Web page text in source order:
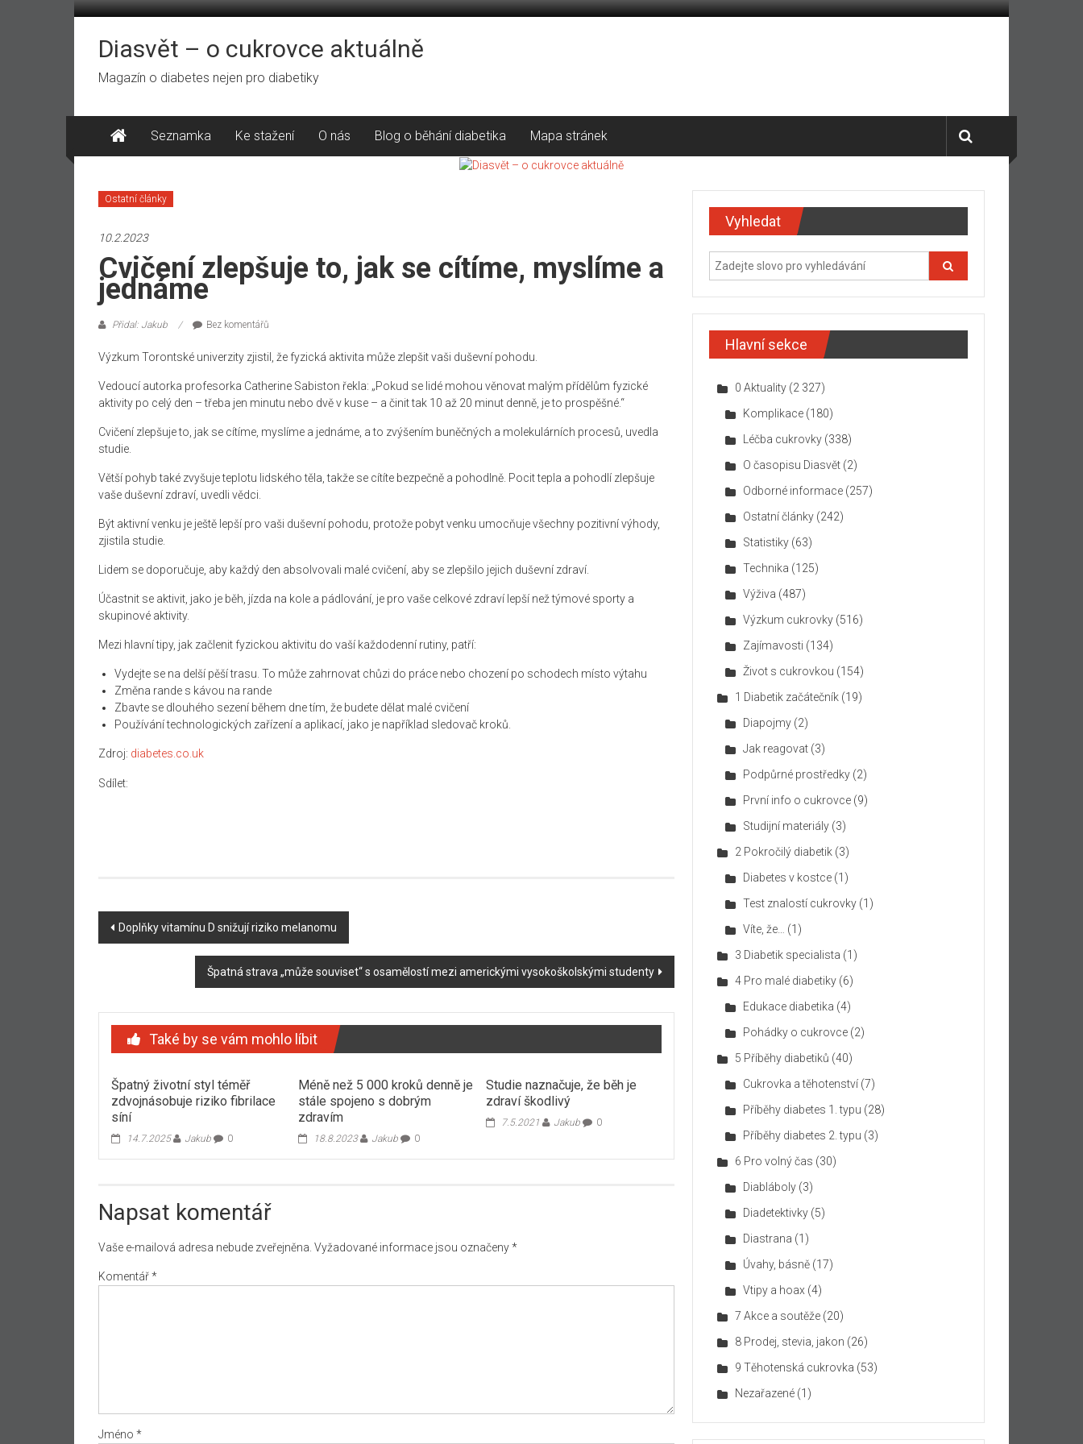
Přeskočit
obsahDiasvět – o cukrovce aktuálně
Magazín o diabetes nejen pro diabetiky
Seznamka Ke stažení O nás Blog o běhání diabetika Mapa stránek
Ostatní články
10.2.2023
Cvičení zlepšuje to, jak se cítíme, myslíme a
jednáme
Přidal: Jakub Bez komentářů
Výzkum Torontské univerzity zjistil, že fyzická aktivita může zlepšit vaši duševní pohodu.
Vedoucí autorka profesorka Catherine Sabiston řekla: „Pokud se lidé mohou věnovat malým přídělům fyzické
aktivity po celý den – třeba jen minutu nebo dvě v kuse – a činit tak 10 až 20 minut denně, je to prospěšné.“
Cvičení zlepšuje to, jak se cítíme, myslíme a jednáme, a to zvýšením buněčných a molekulárních procesů, uvedla
studie.
Větší pohyb také zvyšuje teplotu lidského těla, takže se cítíte bezpečně a pohodlně. Pocit tepla a pohodlí zlepšuje
vaše duševní zdraví, uvedli vědci.
Být aktivní venku je ještě lepší pro vaši duševní pohodu, protože pobyt venku umocňuje všechny pozitivní výhody,
zjistila studie.
Lidem se doporučuje, aby každý den absolvovali malé cvičení, aby se zlepšilo jejich duševní zdraví.
Účastnit se aktivit, jako je běh, jízda na kole a pádlování, je pro vaše celkové zdraví lepší než týmové sporty a
skupinové aktivity.
Mezi hlavní tipy, jak začlenit fyzickou aktivitu do vaší každodenní rutiny, patří:
Vydejte se na delší pěší trasu. To může zahrnovat chůzi do práce nebo chození po schodech místo výtahu
Změna rande s kávou na rande
Zbavte se dlouhého sezení během dne tím, že budete dělat malé cvičení
Používání technologických zařízení a aplikací, jako je například sledovač kroků.
Zdroj: diabetes.co.uk
Sdílet:
Navigace
Doplňky vitamínu D snižují riziko melanomu
Špatná strava „může souviset“ s osamělostí mezi americkými vysokoškolskými studenty
Také by se vám mohlo líbit
Špatný životní styl téměř
zdvojnásobuje riziko fibrilace
síní
14.7.2025 Jakub 0
Méně než 5 000 kroků denně je
stále spojeno s dobrým
zdravím
18.8.2023 Jakub 0
Studie naznačuje, že běh je
zdraví škodlivý
7.5.2021 Jakub 0
Napsat komentář
Vaše e-mailová adresa nebude zveřejněna. Vyžadované informace jsou označeny*
Komentář*
Jméno *
Vyhledat
Hlavní sekce
0 Aktuality (2 327)
Komplikace (180)
Léčba cukrovky (338)
O časopisu Diasvět (2)
Odborné informace (257)
Ostatní články (242)
Statistiky (63)
Technika (125)
Výživa (487)
Výzkum cukrovky (516)
Zajímavosti (134)
Život s cukrovkou (154)
1 Diabetik začátečník (19)
Diapojmy (2)
Jak reagovat (3)
Podpůrné prostředky (2)
První info o cukrovce (9)
Studijní materiály (3)
2 Pokročilý diabetik (3)
Diabetes v kostce (1)
Test znalostí cukrovky (1)
Víte, že…
(1)
3 Diabetik specialista (1)
4 Pro malé diabetiky (6)
Edukace diabetika (4)
Pohádky o cukrovce (2)
5 Příběhy diabetiků (40)
Cukrovka a těhotenství (7)
Příběhy diabetes 1. typu (28)
Příběhy diabetes 2. typu (3)
6 Pro volný čas (30)
Diabláboly (3)
Diadetektivky (5)
Diastrana (1)
Úvahy, básně (17)
Vtipy a hoax (4)
7 Akce a soutěže (20)
8 Prodej, stevia, jakon (26)
9 Těhotenská cukrovka (53)
Nezařazené (1)